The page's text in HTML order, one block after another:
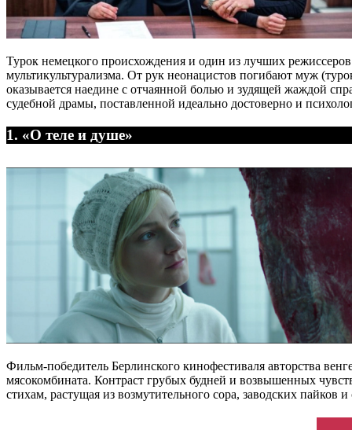
Турок немецкого происхождения и один из лучших
мультикультурализма. От рук неонацистов погибают муж
оказывается наедине с отчаянной болью и зудящей жаждой
судебной драмы, поставленной идеально достоверно и
1. «О теле и душе»
Фильм-победитель Берлинского кинофестиваля авторства
мясокомбината. Контраст грубых будней и возвышенных
стихам, растущая из возмутительного сора, заводских